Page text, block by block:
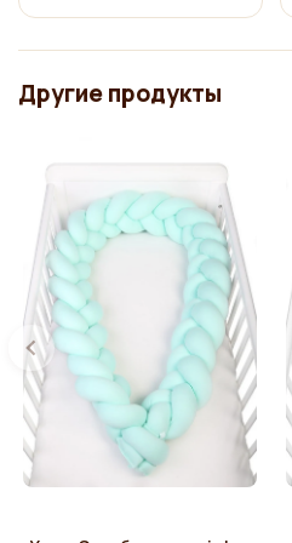
Другие продукты